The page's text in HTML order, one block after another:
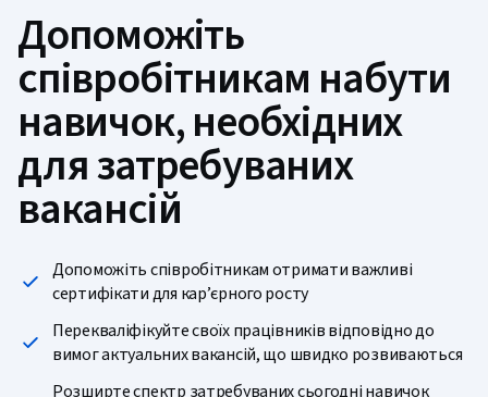
Допоможіть
співробітникам набути
навичок, необхідних
для затребуваних
вакансій
Допоможіть співробітникам отримати важливі
сертифікати для кар’єрного росту
Перекваліфікуйте своїх працівників відповідно до
вимог актуальних вакансій, що швидко розвиваються
Розширте спектр затребуваних сьогодні навичок